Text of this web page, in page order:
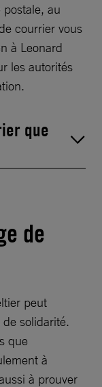
au
courrier vous
à Leonard
les autorités
que
de
peut
solidarité.
que
à
à prouver